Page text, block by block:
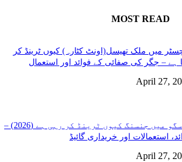
MOST READ
میں ملک تھیسل(اونٹ کٹارہ) کیوں ٹرینڈ کر
ہے – جگر کی صفائی کے فوائد اور استعمال
April 27,
گلاسگو میں جنسنگ کیوں ٹرینڈ کر رہی ہے (2026) –
استعمالات اور خریداری گائیڈ
April 27,